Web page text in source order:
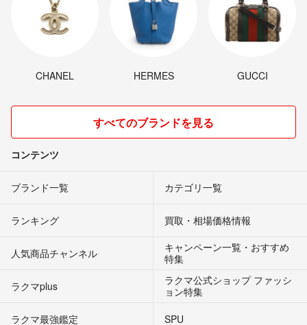
CHANEL HERMES GUCCI
すべてのブランドを見る
コンテンツ
ブランド一覧 カテゴリ一覧
ランキング 買取・相場価格情報
人気商品チャンネル
キャンペーン一覧・おすすめ
特集
ラクマplus
ラクマ公式ショップ ファッシ
ョン特集
ラクマ最強鑑定
SPU